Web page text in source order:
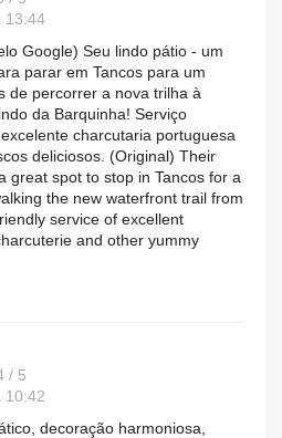
13:44
Google) Seu lindo pátio - um
parar em Tancos para um
de percorrer a nova trilha à
da Barquinha! Serviço
charcutaria portuguesa
deliciosos. (Original) Their
great spot to stop in Tancos for a
the new waterfront trail from
service of excellent
and other yummy
/ 5
10:42
decoração harmoniosa,